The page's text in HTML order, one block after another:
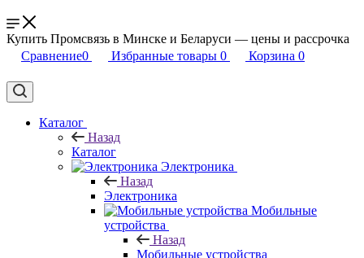
Купить Промсвязь в Минске и Беларуси — цены и рассрочка
Сравнение0 Избранные товары 0 Корзина 0
Каталог
Назад
Каталог
Электроника
Назад
Электроника
Мобильные
устройства
Назад
Мобильные устройства